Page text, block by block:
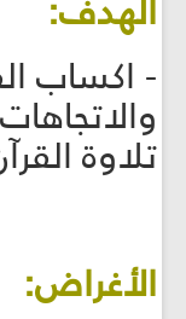
الهدف:
- اكساب
تلاوة
الأغراض: